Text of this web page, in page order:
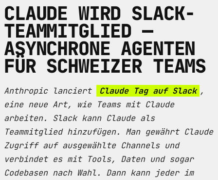
CLAUDE WIRD SLACK-
TEAMMITGLIED —
ASYNCHRONE AGENTEN
FÜR SCHWEIZER TEAMS
Anthropic lanciert Claude Tag auf Slack ,
eine neue Art, wie Teams mit Claude
arbeiten. Slack kann Claude als
Teammitglied hinzufügen. Man gewährt Claude
Zugriff auf ausgewählte Channels und
verbindet es mit Tools, Daten und sogar
Codebasen nach Wahl. Dann kann jeder im